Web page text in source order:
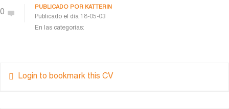
0
PUBLICADO POR KATTERIN
Publicado el día 18-05-03
En las categorías:
Login to bookmark this CV